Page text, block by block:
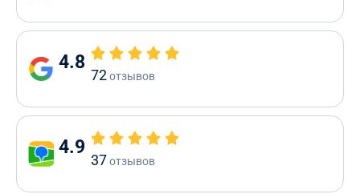
4.8
72отзывов
4.9
37отзывов